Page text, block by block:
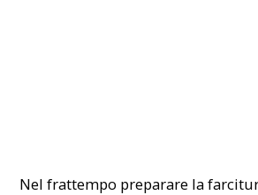
Nel frattempo preparare la